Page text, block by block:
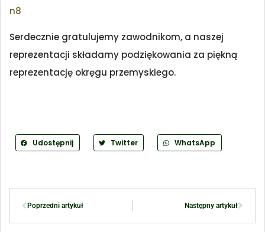
n8
Serdecznie gratulujemy zawodnikom, a naszej
reprezentacji składamy podziękowania za piękną
reprezentację okręgu przemyskiego.
Udostępnij Twitter WhatsApp
Poprzedni artykuł Następny artykuł